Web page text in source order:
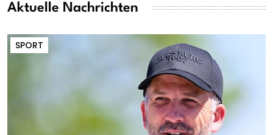
Aktuelle Nachrichten
SPORT